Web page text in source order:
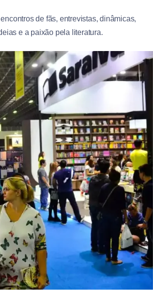
de fãs, entrevistas, dinâmicas,
e a paixão pela literatura.